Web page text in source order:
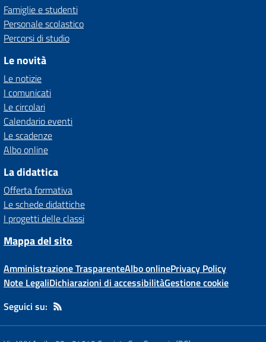
Famiglie e studenti
Personale scolastico
Percorsi di studio
Le novità
Le notizie
I comunicati
Le circolari
Calendario eventi
Le scadenze
Albo online
La didattica
Offerta formativa
Le schede didattiche
I progetti delle classi
Mappa del sito
Amministrazione TrasparenteAlbo onlinePrivacy Policy
Note LegaliDichiarazioni di accessibilitàGestione cookie
Seguici su: